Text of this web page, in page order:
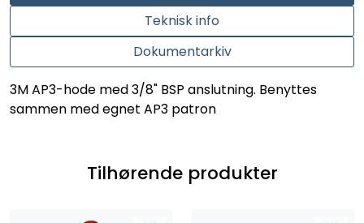
Teknisk info
Dokumentarkiv
3M AP3-hode med 3/8" BSP anslutning. Benyttes
sammen med egnet AP3 patron
Tilhørende produkter